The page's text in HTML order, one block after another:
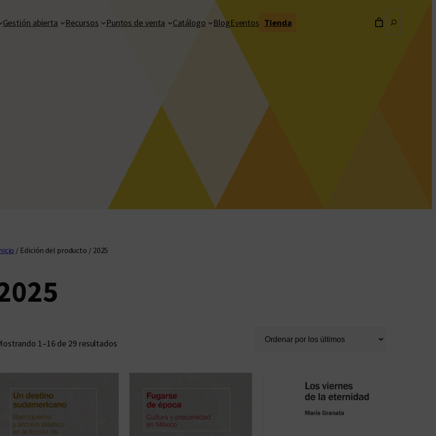
Gestión abierta Recursos Puntos de venta Catálogo BlogEventos Tienda
/ Edición del producto / 2025
1–16 de 29 resultadosO